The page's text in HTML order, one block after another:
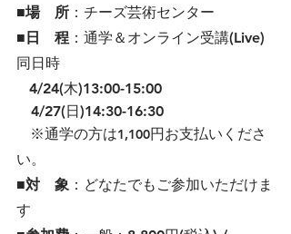
■場　所 ：チーズ芸術センター
■日　程 ：通学＆オンライン受講(Live)
同日時
4/24(木)13:00-15:00
4/27(日)14:30-16:30
※通学の方は1,100円お支払いくださ
い。
■対　象 ：どなたでもご参加いただけま
す